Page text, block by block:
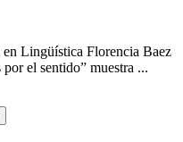
Lingüística Florencia Baez
el sentido” muestra ...